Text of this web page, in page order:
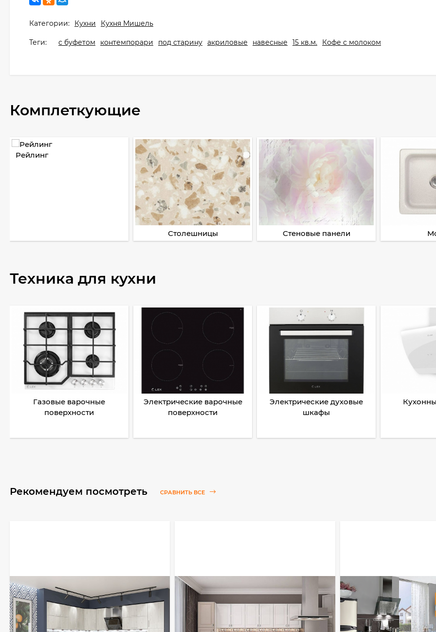
Категории: Кухни Кухня Мишель
Теги: с буфетом контемпорари под старину акриловые навесные 15 кв.м. Кофе с молоком
Комплеткующие
Рейлинг
Столешницы Стеновые панели
Техника для кухни
Газовые варочные
поверхности
Электрические варочные
поверхности
Электрические духовые
шкафы
Рекомендуем посмотреть СРАВНИТЬ ВСЕ